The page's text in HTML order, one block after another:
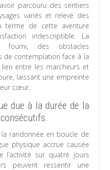
parcouru des sentiers
variés et relevé des
terme de cette aventure
indescriptible. La
fourni, des obstacles
contemplation face à la
entre les marcheurs et
laissant une empreinte
cœur.
due à la durée de la
randonnée en boucle de
physique accrue causée
sur quatre jours
peuvent ressentir une